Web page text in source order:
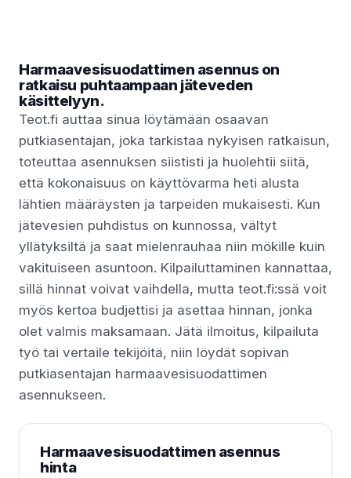
Harmaavesisuodattimen asennus on
ratkaisu puhtaampaan jäteveden
käsittelyyn.
Teot.fi auttaa sinua löytämään osaavan
putkiasentajan, joka tarkistaa nykyisen ratkaisun,
toteuttaa asennuksen siististi ja huolehtii siitä,
että kokonaisuus on käyttövarma heti alusta
lähtien määräysten ja tarpeiden mukaisesti. Kun
jätevesien puhdistus on kunnossa, vältyt
yllätyksiltä ja saat mielenrauhaa niin mökille kuin
vakituiseen asuntoon. Kilpailuttaminen kannattaa,
sillä hinnat voivat vaihdella, mutta teot.fi:ssä voit
myös kertoa budjettisi ja asettaa hinnan, jonka
olet valmis maksamaan. Jätä ilmoitus, kilpailuta
työ tai vertaile tekijöitä, niin löydät sopivan
putkiasentajan harmaavesisuodattimen
asennukseen.
Harmaavesisuodattimen asennus
hinta